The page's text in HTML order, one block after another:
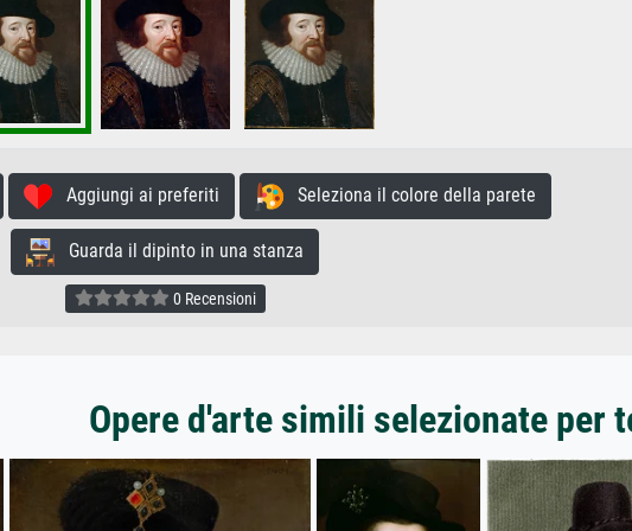
Aggiungi ai preferiti Seleziona il colore della parete
Guarda il dipinto in una stanza
0 Recensioni
Opere d'arte simili selezionate per